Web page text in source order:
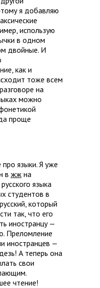
я добавляю
использую
в одном
двойные. И
как и
тоже всем
на
можно
проще
языки. Я уже
в жжна
языка
студентов в
который
так, что его
иностранцу —
Преломление
иностранцев —
А теперь она
свои
чтение!